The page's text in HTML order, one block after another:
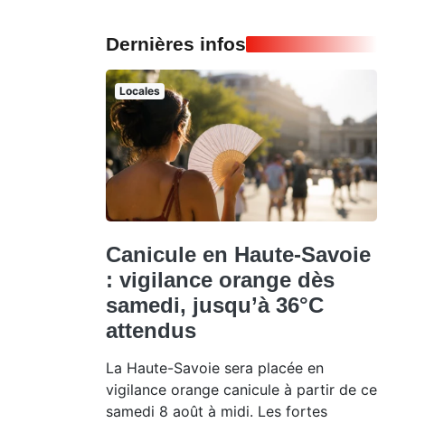
Dernières infos
Locales
Canicule en Haute-Savoie
: vigilance orange dès
samedi, jusqu’à 36°C
attendus
La Haute-Savoie sera placée en
vigilance orange canicule à partir de ce
samedi 8 août à midi. Les fortes